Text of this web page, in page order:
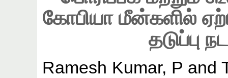
கோபியா மீன்களில்
தடுப்பு
Ramesh Kumar, P and